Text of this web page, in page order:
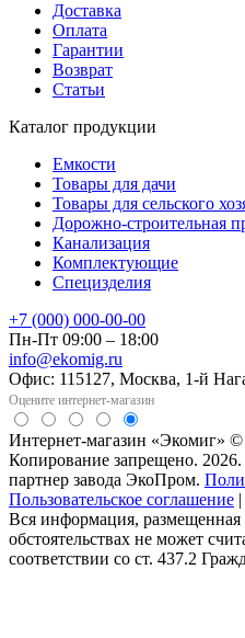
Доставка
Оплата
Гарантии
Возврат
Статьи
Каталог продукции
Емкости
Товары для дачи
Товары для сельского
Дорожно-строительная
Канализация
Комплектующие
Специзделия
+7 (000) 000-00-00
Пн-Пт 09:00 – 18:00
info@ekomig.ru
Офис: 115127, Москва, 1-й
Оцените интернет-магазин
Интернет-магазин «Экомиг»
Копирование запрещено.
партнер завода ЭкоПром.
Пользовательское соглашение |
Вся информация,
обстоятельствах не может
соответствии со ст. 437.2